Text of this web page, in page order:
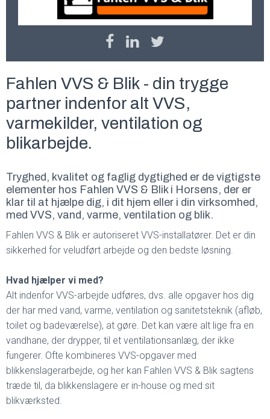
Fahlen VVS & Blik - din trygge
partner indenfor alt VVS,
varmekilder, ventilation og
blikarbejde.
Tryghed, kvalitet og faglig dygtighed er de vigtigste
elementer hos Fahlen VVS & Blik i Horsens, der er
klar til at hjælpe dig, i dit hjem eller i din virksomhed,
med VVS, vand, varme, ventilation og blik.
Fahlen VVS & Blik er autoriseret VVS-installatører. Det er din
sikkerhed for veludført arbejde og den bedste løsning.
Hvad hjælper vi med?
Alt indenfor VVS-arbejde udføres, dvs. alle opgaver hos dig
der har med vand, varme, ventilation og sanitetsteknik (afløb,
toilet og badeværelse), at gøre. Det kan være alt lige fra en
vandhane, der drypper, til et ventilationsanlæg, der ikke
fungerer. Ofte kombineres VVS-opgaver med
blikkenslagerarbejde, og her kan Fahlen VVS & Blik sagtens
træde til, da blikkenslagere er in-house og med sit
blikværksted.